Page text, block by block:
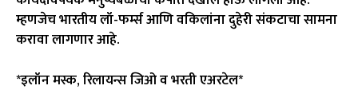
म्हणजेच भारतीय लॉ-फर्म्स आणि वकिलांना दुहेरी संकटाचा सामना
करावा लागणार आहे.
*इलॉन मस्क, रिलायन्स जिओ व भरती एअरटेल*